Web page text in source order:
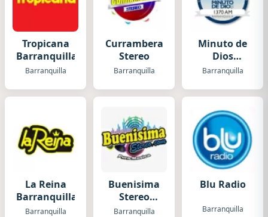
Tropicana
Barranquilla
Barranquilla
Currambera
Stereo
Barranquilla
Minuto de
Dios
Barranquilla
Barranquilla
La Reina
Barranquilla
Barranquilla
Buenisima
Stereo
(Barranquilla)
Barranquilla
Blu Radio
Barranquilla